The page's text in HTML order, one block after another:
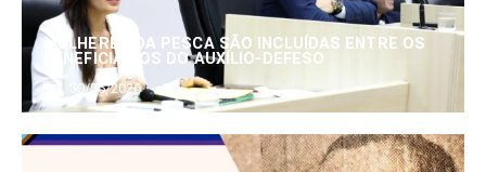
MULHERES DA PESCA SÃO INCLUÍDAS ENTRE OS
BENEFICIÁRIOS DO AUXÍLIO-DEFESO
30/06/2026